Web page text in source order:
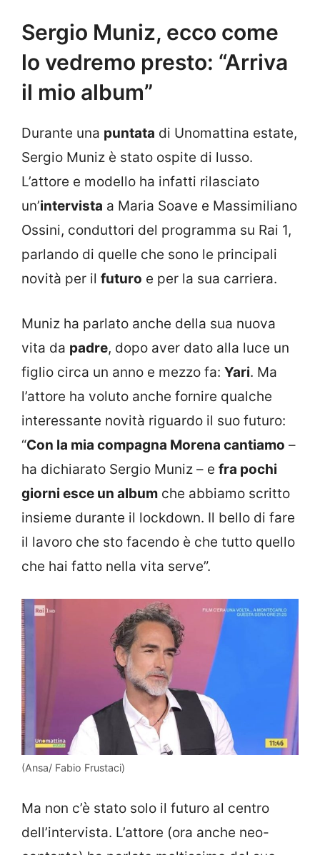
Sergio Muniz, ecco come
lo vedremo presto: “Arriva
il mio album”
Durante una puntata di Unomattina estate,
Sergio Muniz è stato ospite di lusso.
L’attore e modello ha infatti rilasciato
un’intervista a Maria Soave e Massimiliano
Ossini, conduttori del programma su Rai 1,
parlando di quelle che sono le principali
novità per il futuro e per la sua carriera.
Muniz ha parlato anche della sua nuova
vita da padre, dopo aver dato alla luce un
figlio circa un anno e mezzo fa: Yari. Ma
l’attore ha voluto anche fornire qualche
interessante novità riguardo il suo futuro:
“Con la mia compagna Morena cantiamo –
ha dichiarato Sergio Muniz – e fra pochi
giorni esce un album che abbiamo scritto
insieme durante il lockdown. Il bello di fare
il lavoro che sto facendo è che tutto quello
che hai fatto nella vita serve”.
(Ansa/ Fabio Frustaci)
Ma non c’è stato solo il futuro al centro
dell’intervista. L’attore (ora anche neo-